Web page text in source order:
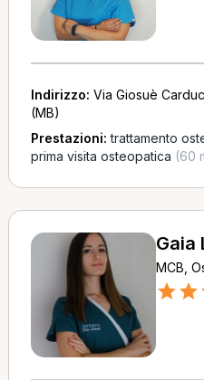
Indirizzo: Via Giosuè
(MB)
Prestazioni:trattamento
prima visita osteopatica (60
Gaia
MCB,